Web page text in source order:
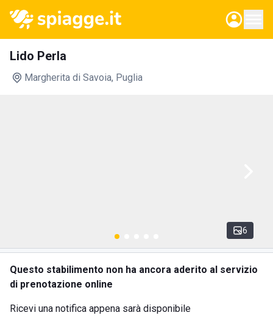
Lido Perla
Margherita di Savoia, Puglia
6
Questo stabilimento non ha ancora aderito al servizio
di prenotazione online
Ricevi una notifica appena sarà disponibile